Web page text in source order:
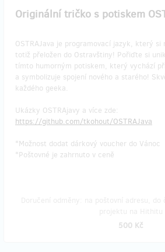
Originální tričko s potiskem
OSTRAJava je programovací jazyk, který si
totiž přeložen do Ostravštiny! Pořiďte si
tímto humorným potiskem, který vychází
a symbolizuje spojení nového a starého!
každého geeka.
Ukázky OSTRAjavy a více zde:
https://github.com/tkohout/OSTRAJava
*Možnost dodat dárkový voucher do Vánoc
*Poštovné je zahrnuto v ceně
500 Kč